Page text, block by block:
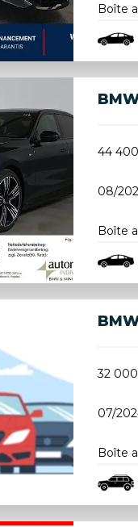
Boîte
44
08/
Boîte
32
07/
Boîte